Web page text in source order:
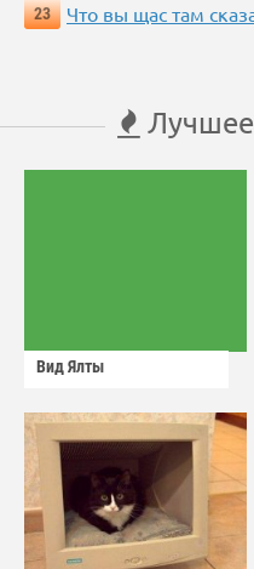
23
Что вы щас там
Лучшее
Вид Ялты